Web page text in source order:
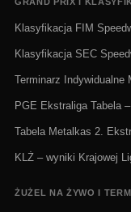
Klasyfikacja FIM
Klasyfikacja SEC
Terminarz Indywidualne
PGE Ekstraliga Tabela
Tabela Metalkas 2.
KLŻ – wyniki Krajowej
ŻUŻEL NA ŻYWO I